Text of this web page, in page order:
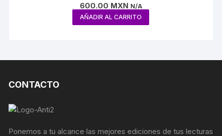
600.00 MXN N/A
AÑADIR AL CARRITO
CONTACTO
Ponemos a tu alcance las mejores ediciones de tus lecturas